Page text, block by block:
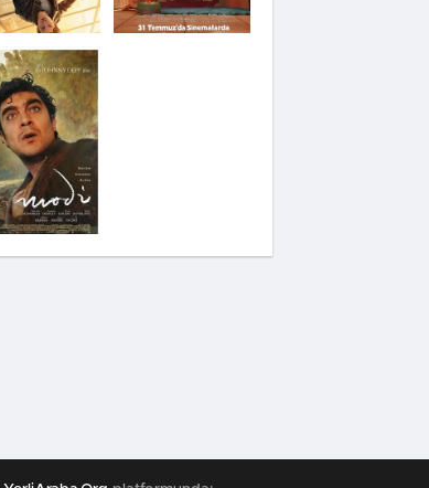
Saplantı
Modi: Deliliğin
Kanadında Üç Gün